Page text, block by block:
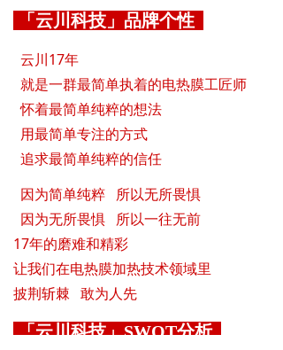
「云川科技」品牌个性
云川17年
就是一群最简单执着的电热膜工匠师
怀着最简单纯粹的想法
用最简单专注的方式
追求最简单纯粹的信任
因为简单纯粹 所以无所畏惧
因为无所畏惧 所以一往无前
17年的磨难和精彩
让我们在电热膜加热技术领域里
披荆斩棘 敢为人先
「云川科技」SWOT分析